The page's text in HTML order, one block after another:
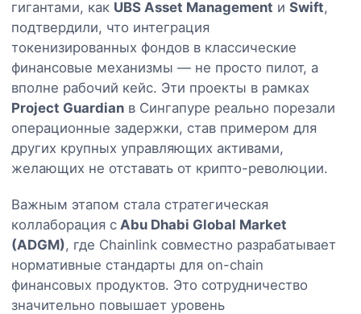
гигантами, как UBS Asset Management и Swift,
подтвердили, что интеграция
токенизированных фондов в классические
финансовые механизмы — не просто пилот, а
вполне рабочий кейс. Эти проекты в рамках
Project Guardian в Сингапуре реально порезали
операционные задержки, став примером для
других крупных управляющих активами,
желающих не отставать от крипто-революции.
Важным этапом стала стратегическая
коллаборация с Abu Dhabi Global Market
(ADGM), где Chainlink совместно разрабатывает
нормативные стандарты для on-chain
финансовых продуктов. Это сотрудничество
значительно повышает уровень